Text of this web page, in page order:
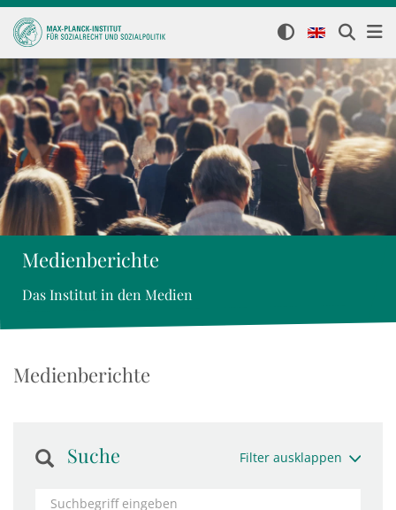
Medienberichte
Das Institut in den Medien
Medienberichte
Suche Filter ausklappen